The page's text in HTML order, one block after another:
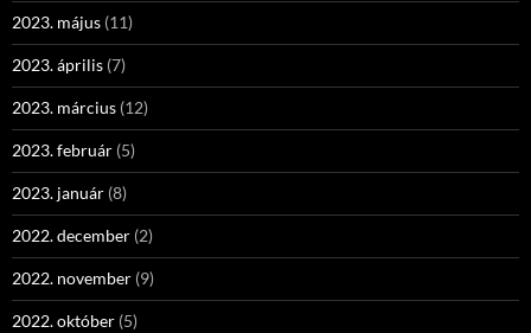
2023. május (11)
2023. április (7)
2023. március (12)
2023. február (5)
2023. január (8)
2022. december (2)
2022. november (9)
2022. október (5)